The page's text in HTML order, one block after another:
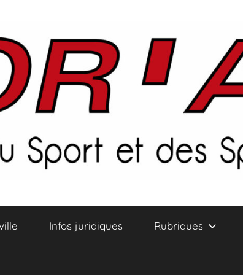
Infos juridiques Rubriques